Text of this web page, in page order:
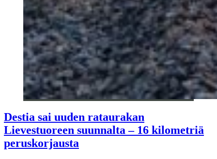
Destia sai uuden rataurakan
Lievestuoreen suunnalta – 16 kilometriä
peruskorjausta